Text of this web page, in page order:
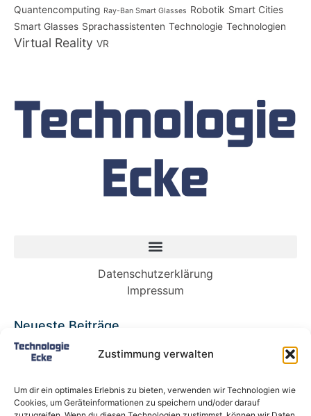
Zustimmung verwalten
Um dir ein optimales Erlebnis zu bieten, verwenden wir Technologien wie
Cookies, um Geräteinformationen zu speichern und/oder darauf
Quantencomputing Ray-Ban Smart Glasses Robotik Smart Cities
Smart Glasses Sprachassistenten Technologie Technologien
Virtual Reality VR
Datenschutzerklärung
Impressum
Neueste Beiträge
Babybett 90×200: Die perfekte Lösung für
wachsende Kinder und kleine Räume
Deutschland endlich ein Recht auf Kühlung